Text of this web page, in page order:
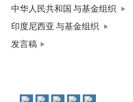
中华人民共和国 与基金组织
印度尼西亚 与基金组织
发言稿